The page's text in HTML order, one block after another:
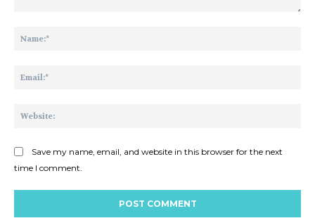
Save my name, email, and website in this browser for the next
time I comment.